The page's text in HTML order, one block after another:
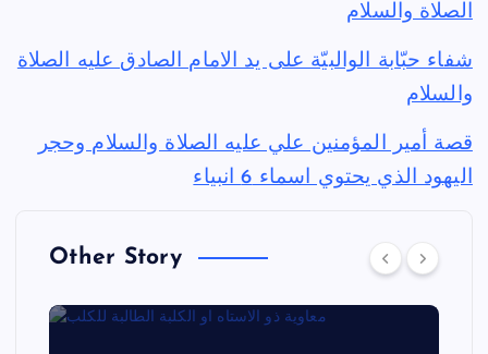
الصلاة والسلام
شفاء حبّابة الوالبيّة على يد الامام الصادق عليه الصلاة
والسلام
قصة أمير المؤمنين علي عليه الصلاة والسلام وحجر
اليهود الذي يحتوي اسماء 6 انبياء
Other Story